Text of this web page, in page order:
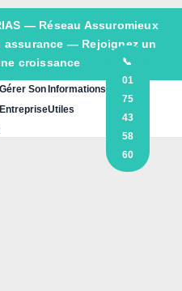
— Réseau Assuromieux
— Rejoignez un
croissance
Gérer Son
Entreprise
Informations
Utiles
📞
01
75
43
58
60